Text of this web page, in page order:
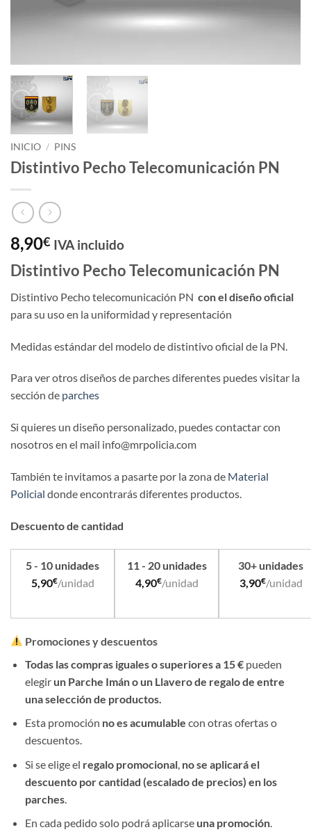
INICIO / PINS
Distintivo Pecho Telecomunicación PN
8,90€ IVA incluido
Distintivo Pecho Telecomunicación PN
Distintivo Pecho telecomunicación PN con el diseñooficial
para su uso en la uniformidad y representación
Medidas estándar del modelo de distintivo oficial de la PN.
Para ver otros diseños de parches diferentes puedes visitar la
sección de parches
Si quieres un diseño personalizado, puedes contactar con
nosotros en el mail info@mrpolicia.com
También te invitamos a pasarte por la zona de Material
Policial donde encontrarás diferentes productos.
Descuento de cantidad
5 - 10 unidades
5,90€/unidad
11 - 20 unidades
4,90€/unidad
30+ unidades
3,90€/unidad
Promociones y descuentos
Todas las compras iguales o superiores a 15 €pueden
elegir un Parche Imán o un Llavero de regalo de entre
una selección de productos.
Esta promoción no es acumulable con otras ofertas o
descuentos.
Si se elige el regalo promocional, no se aplicará el
descuento por cantidad (escalado de precios) en los
parches.
En cada pedido solo podrá aplicarse una promoción.